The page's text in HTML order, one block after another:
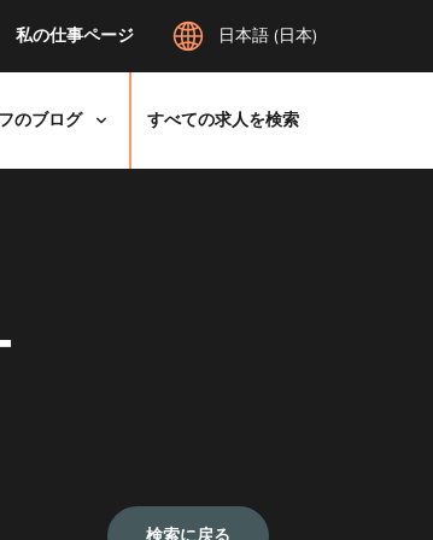
私の仕事ページ 日本語 (日本)
のブログ すべての求人を検索
検索に戻る